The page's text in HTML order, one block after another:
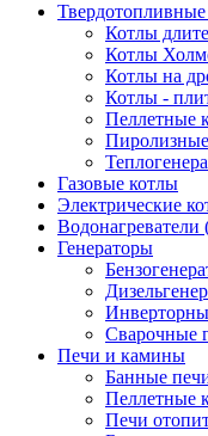
Котлы
Котлы
Котлы на
Котлы -
Пеллетные
Газовые котлы
Электрические
Генераторы
Сварочные
Печи и камины
Банные
Пеллетные
Печи